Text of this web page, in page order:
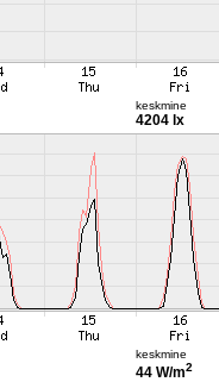
keskmine
4204 lx
keskmine
44 W/m2